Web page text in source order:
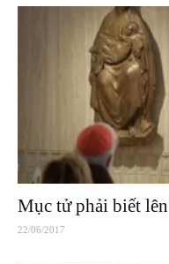
Mục tử phải biết
22/06/2017